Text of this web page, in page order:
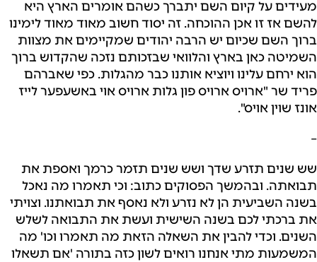
מעידים על קיום השם יתברך כשהם אומרים הארץ היא
להשם אז זו אכן ההוכחה. זה יסוד חשוב מאוד מאוד לימינו
ברוך השם שכיום יש הרבה יהודים שמקיימים את מצוות
השמיטה כאן בארץ והלוואי שבזכותם נזכה שהקדוש ברוך
הוא ירחם עלינו ויוציא אותנו כבר מהגלות. כפי שאברהם
פריד שר "ארויס ארויס פון גלות ארויס אוי באשעפער לייז
אונז שוין אויס".
–
שש שנים תזרע שדך ושש שנים תזמר כרמך ואספת את
תבואתה. ובהמשך הפסוקים כתוב: וכי תאמרו מה נאכל
בשנה השביעית הן לא נזרע ולא נאסף את תבואתנו. וצויתי
את ברכתי לכם בשנה השישית ועשת את התבואה לשלש
השנים. וכדי להבין את השאלה הזאת מה תאמרו וכו' מה
המשמעות מתי אנחנו רואים לשון כזה בתורה 'אם תשאלו